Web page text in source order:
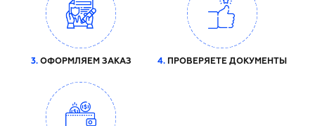
3.ОФОРМЛЯЕМ ЗАКАЗ 4.ПРОВЕРЯЕТЕ ДОКУМЕНТЫ